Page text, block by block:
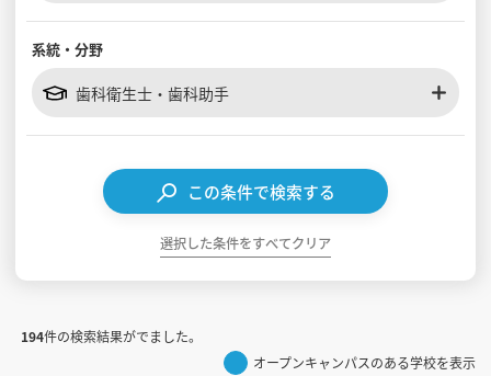
見学会WEB手引書
系統・分野
歯科衛生士・歯科助手
この条件で検索する
選択した条件をすべてクリア
194件の検索結果がでました。
オープンキャンパスのある学校を表示